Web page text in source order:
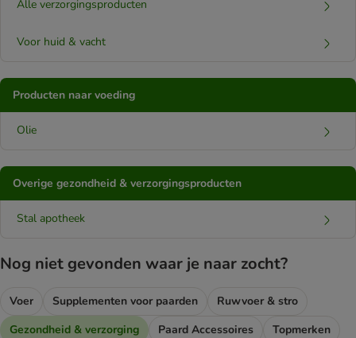
Alle verzorgingsproducten
Voor huid & vacht
Producten naar voeding
Olie
Overige gezondheid & verzorgingsproducten
Stal apotheek
Nog niet gevonden waar je naar zocht?
Voer Supplementen voor paarden
Ruwvoer & stro
Gezondheid & verzorging
Paard Accessoires Topmerken